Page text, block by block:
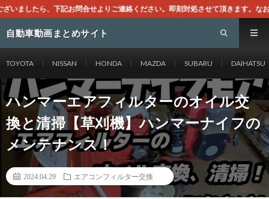
よりご連絡ください。即刻対処させて頂きます。なお、同サイトはGoogleア
自動車動画まとめサイト
TOYOTA NISSAN HONDA MAZDA SUBARU DAIHATSU
ハンマーエアフィルターのオイル交
換と清掃【草刈機】ハンマーナイフの
メンテナンス！
2024.04.29 エアコンフィルター交換